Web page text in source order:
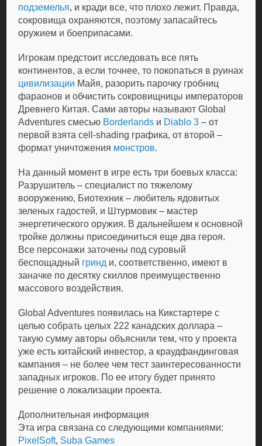
подземелья, и кради все, что плохо лежит. Правда,
сокровища охраняются, поэтому запасайтесь
оружием и боеприпасами.
Игрокам предстоит исследовать все пять
континентов, а если точнее, то покопаться в руинах
цивилизации Майя, разорить парочку гробниц
фараонов и обчистить сокровищницы императоров
Древнего Китая. Сами авторы называют Global
Adventures смесью Borderlands и Diablo 3 – от
первой взята cell-shading графика, от второй –
формат уничтожения монстров.
На данный момент в игре есть три боевых класса:
Разрушитель – специалист по тяжелому
вооружению, Биотехник – любитель ядовитых
зеленых гадостей, и Штурмовик – мастер
энергетического оружия. В дальнейшем к основной
тройке должны присоединиться еще два героя.
Все персонажи заточены под суровый
беспощадный гринд и, соответственно, имеют в
заначке по десятку скиллов преимущественно
массового воздействия.
Global Adventures появилась на Кикстартере с
целью собрать целых 222 канадских доллара –
такую сумму авторы объяснили тем, что у проекта
уже есть китайский инвестор, а краудфандинговая
кампания – не более чем тест заинтересованности
западных игроков. По ее итогу будет принято
решение о локализации проекта.
Дополнительная информация
Эта игра связана со следующими компаниями:
PixelSoft, Suba Games